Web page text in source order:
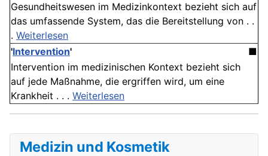
Gesundheitswesen im Medizinkontext bezieht sich auf
das umfassende System, das die Bereitstellung von . .
. Weiterlesen
'Intervention'
■
Intervention im medizinischen Kontext bezieht sich
auf jede Maßnahme, die ergriffen wird, um eine
Krankheit . . . Weiterlesen
Medizin und Kosmetik